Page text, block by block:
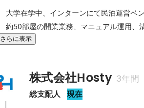
大学在学中、インターンにて民泊運営ベ
約50部屋の開業業務、マニュアル運用、
さらに表示
株式会社Hosty 3年間
総支配人 現在